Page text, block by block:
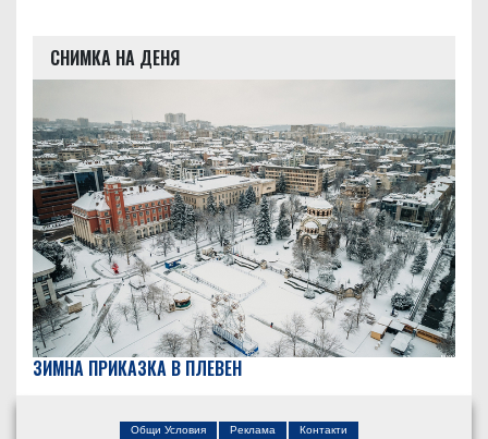
СНИМКА НА ДЕНЯ
ЗИМНА ПРИКАЗКА В ПЛЕВЕН
Общи Условия Реклама Контакти